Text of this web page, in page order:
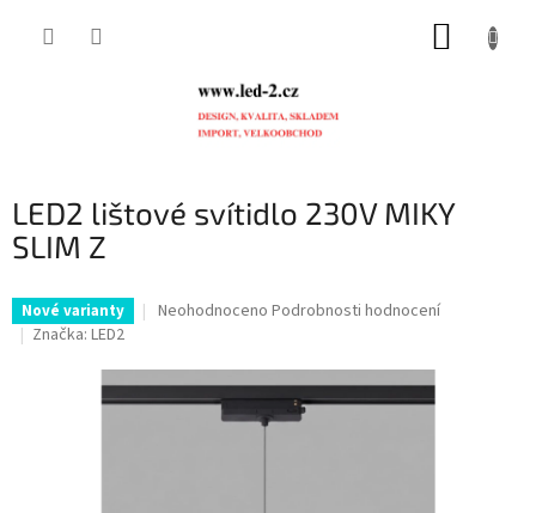
LED2 lištové svítidlo 230V MIKY
SLIM Z
Nové varianty
Průměrné
je
0,0
Neohodnoceno Podrobnosti hodnocení
Značka: LED2